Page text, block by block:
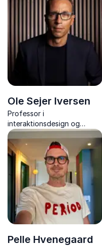
unge, uddannelse,
motivation og
ungdomslivets udfordringer
Ole Sejer Iversen
Professor i
interaktionsdesign og
ekspert i teknologi og
digital omstilling på skoler
og uddannelsesinstitutioner.
Pelle Hvenegaard